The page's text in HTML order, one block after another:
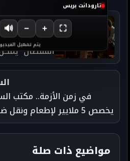
التالي
بعدما رُشّح
القفطان”
نقاش صحي عن
في زمن الأزمة.. مكتب
يخصص 5 ملايير لإطعام ونقل ضيوفه!
مواضيع ذات صلة
تارودانت بريس
🔊 − + ⛶
يتم تشغيل